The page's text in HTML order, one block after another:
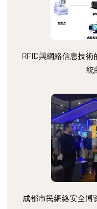
RFID與網絡信息技
統
成都市民網絡安全博